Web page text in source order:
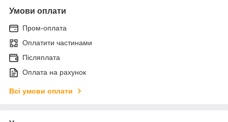
Умови оплати
Пром-оплата
Оплатити частинами
Післяплата
Оплата на рахунок
Всі умови оплати